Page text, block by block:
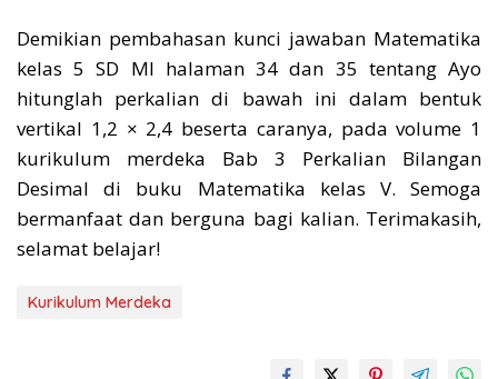
Demikian pembahasan kunci jawaban Matematika
kelas 5 SD MI halaman 34 dan 35 tentang Ayo
hitunglah perkalian di bawah ini dalam bentuk
vertikal 1,2 × 2,4 beserta caranya, pada volume 1
kurikulum merdeka Bab 3 Perkalian Bilangan
Desimal di buku Matematika kelas V. Semoga
bermanfaat dan berguna bagi kalian. Terimakasih,
selamat belajar!
Kurikulum Merdeka